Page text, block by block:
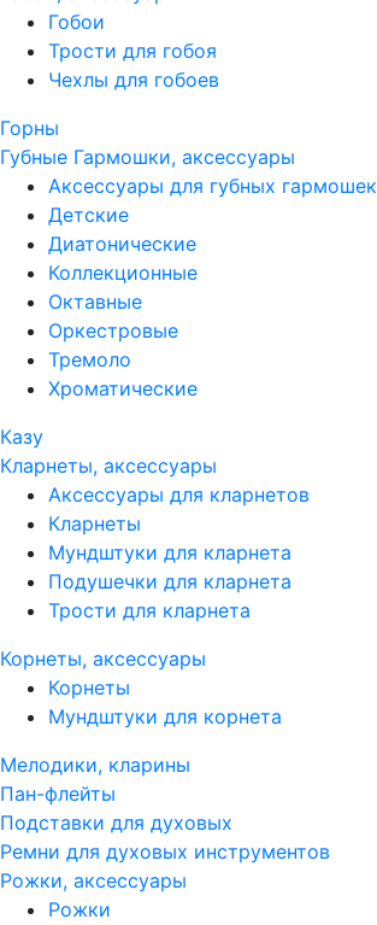
Гобои
Трости для гобоя
Чехлы для гобоев
Горны
Губные Гармошки, аксессуары
Аксессуары для губных гармошек
Детские
Диатонические
Коллекционные
Октавные
Оркестровые
Тремоло
Хроматические
Казу
Кларнеты, аксессуары
Аксессуары для кларнетов
Кларнеты
Мундштуки для кларнета
Подушечки для кларнета
Трости для кларнета
Корнеты, аксессуары
Корнеты
Мундштуки для корнета
Мелодики, кларины
Пан-флейты
Подставки для духовых
Ремни для духовых инструментов
Рожки, аксессуары
Рожки